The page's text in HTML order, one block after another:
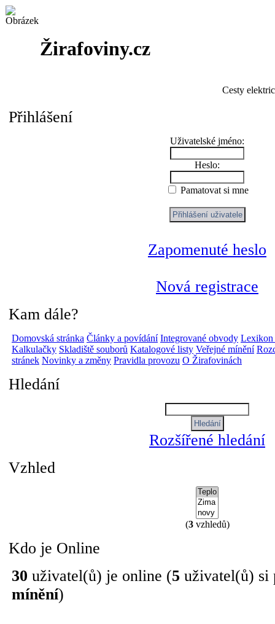
Žirafoviny.cz
Cesty
Přihlášení
Uživatelské jméno:
Heslo:
Pamatovat si mne
Zapomenuté heslo
Nová registrace
Kam dále?
Domovská stránka Články a povídání Integrované obvody Lexikon
Kalkulačky Skladiště souborů Katalogové listy Veřejné mínění
stránek Novinky a změny Pravidla provozu O Žirafovinách
Hledání
Rozšířené hledání
Vzhled
(3vzhledů)
Kdo je Online
30 uživatel(ů) je online (5 uživatel(ů)
mínění)